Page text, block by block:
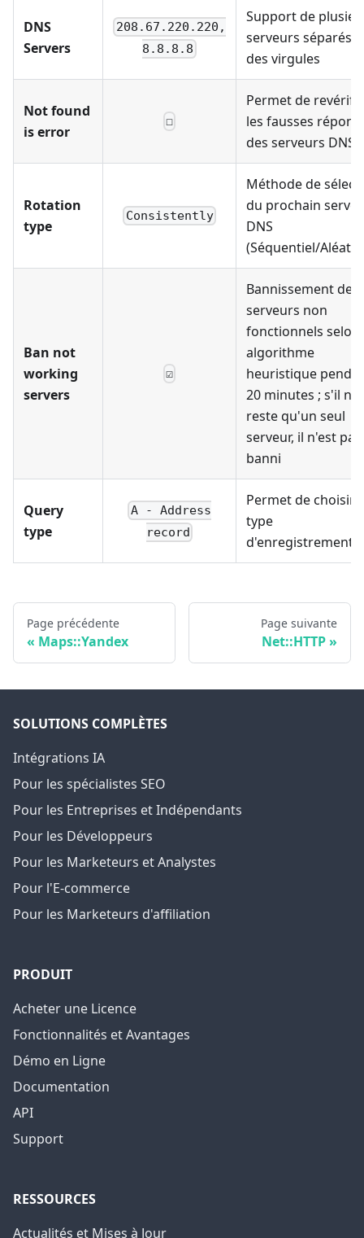
DNS
Servers
208.67.220.220,
8.8.8.8
Support de
serveurs séparés
des virgules
Not found
is error
☐
Permet de
les fausses
des serveurs DNS
Rotation
type
Consistently
Méthode de
du prochain
DNS
(Séquentiel/
Ban not
working
servers
☑
Bannissement des
serveurs non
fonctionnels selon
algorithme
heuristique
20 minutes ; s'il ne
reste qu'un seul
serveur, il n'est pas
banni
Query
type
A - Address
record
Permet de choisir
type
d'enregistrement
Page précédente
Maps::Yandex
Page suivante
Net::HTTP
SOLUTIONS COMPLÈTES
Intégrations IA
Pour les spécialistes SEO
Pour les Entreprises et Indépendants
Pour les Développeurs
Pour les Marketeurs et Analystes
Pour l'E-commerce
Pour les Marketeurs d'affiliation
PRODUIT
Acheter une Licence
Fonctionnalités et Avantages
Démo en Ligne
Documentation
API
Support
RESSOURCES
Actualités et Mises à Jour